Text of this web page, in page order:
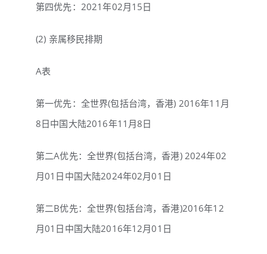
第四优先：2021年02月15日
(2) 亲属移民排期
A表
第一优先：全世界(包括台湾，香港) 2016年11月
8日中国大陆2016年11月8日
第二A优先：全世界(包括台湾，香港) 2024年02
月01日中国大陆2024年02月01日
第二B优先：全世界(包括台湾，香港)2016年12
月01日中国大陆2016年12月01日